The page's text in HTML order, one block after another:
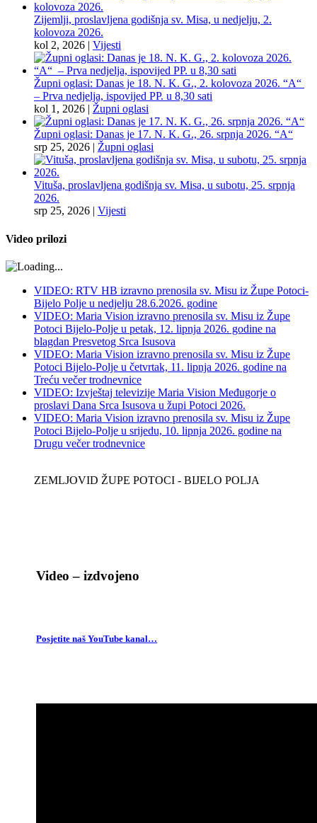
Zijemlji, proslavljena godišnja sv. Misa, u nedjelju, 2.
kolovoza 2026.
kol 2, 2026 | Vijesti
Župni oglasi: Danas je 18. N. K. G., 2. kolovoza 2026. “A“
– Prva nedjelja, ispovijed PP. u 8,30 sati
kol 1, 2026 | Župni oglasi
Župni oglasi: Danas je 17. N. K. G., 26. srpnja 2026. “A“
srp 25, 2026 | Župni oglasi
Vituša, proslavljena godišnja sv. Misa, u subotu, 25. srpnja
2026.
srp 25, 2026 | Vijesti
Video prilozi
VIDEO: RTV HB izravno prenosila sv. Misu iz Župe Potoci-
Bijelo Polje u nedjelju 28.6.2026. godine
VIDEO: Maria Vision izravno prenosila sv. Misu iz Župe
Potoci Bijelo-Polje u petak, 12. lipnja 2026. godine na
blagdan Presvetog Srca Isusova
VIDEO: Maria Vision izravno prenosila sv. Misu iz Župe
Potoci Bijelo-Polje u četvrtak, 11. lipnja 2026. godine na
Treću večer trodnevnice
VIDEO: Izvještaj televizije Maria Vision Međugorje o
proslavi Dana Srca Isusova u župi Potoci 2026.
VIDEO: Maria Vision izravno prenosila sv. Misu iz Župe
Potoci Bijelo-Polje u srijedu, 10. lipnja 2026. godine na
Drugu večer trodnevnice
ZEMLJOVID ŽUPE POTOCI - BIJELO POLJA
Video – izdvojeno
Posjetite naš YouTube kanal…